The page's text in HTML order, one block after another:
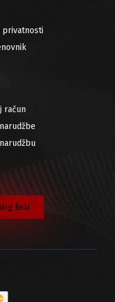
privatnosti
račun
listi